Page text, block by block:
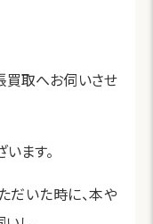
買取へお伺いさせ
ます。
だいた時に、本や